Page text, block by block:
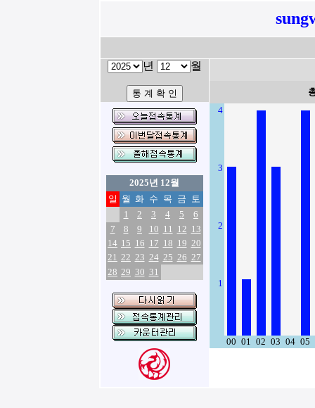
년 월
2025년 12월
일 월 화 수 목 금 토
1
2 3 4 5
6
7
8 9 10 11 12 13
14 15 16 17 18 19 20
21 22 23 24 25 26 27
28 29 30 31
4
3
2
1
00 01 02 03 04 05